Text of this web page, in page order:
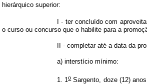
hierárquico superior:
I - ter concluído com
o curso ou concurso que o habilite para a
II - completar até a data da
a) interstício mínimo:
1. 1oSargento, doze (12)